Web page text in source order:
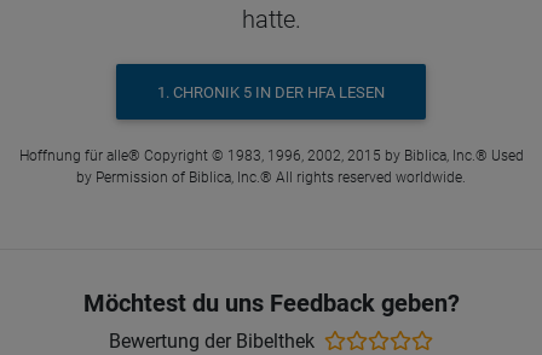
hatte.
1. CHRONIK 5 IN DER HFA LESEN
Hoffnung für alle® Copyright © 1983, 1996, 2002, 2015 by Biblica, Inc.® Used
by Permission of Biblica, Inc.® All rights reserved worldwide.
Möchtest du uns Feedback geben?
Bewertung der Bibelthek